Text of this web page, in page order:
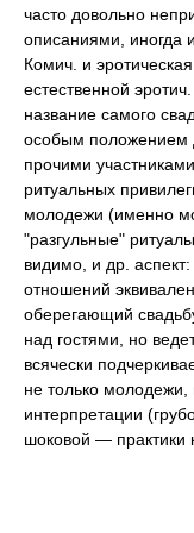
часто довольно
описаниями, иногда
Комич. и
естественной
название самого
особым положением
прочими
ритуальных
молодежи (именно
"разгульные"
видимо, и др.
отношений
оберегающий
над гостями, но
всячески
не только
интерпретации
шоковой — практики